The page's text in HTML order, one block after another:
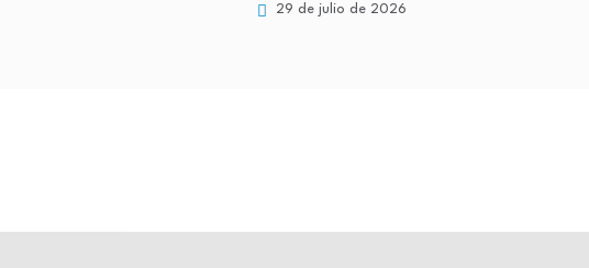
29 de julio de 2026